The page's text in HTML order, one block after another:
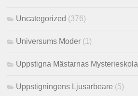
Uncategorized (376)
Universums Moder (1)
Uppstigna Mästarnas Mysterieskola
Uppstigningens Ljusarbeare (5)